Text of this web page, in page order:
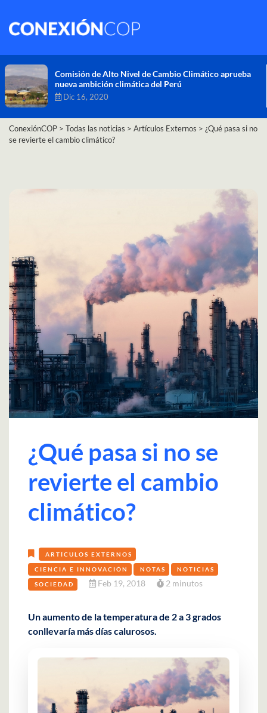
Comisión de Alto Nivel de Cambio Climático aprueba
nueva ambición climática del Perú
Dic 16, 2020
ConexiónCOP > Todas las noticias > Artículos Externos > ¿Qué pasa si no
se revierte el cambio climático?
¿Qué pasa si no se
revierte el cambio
climático?
ARTÍCULOS EXTERNOS
CIENCIA E INNOVACIÓN NOTAS NOTICIAS
SOCIEDAD Feb 19, 2018 2 minutos
Un aumento de la temperatura de 2 a 3 grados
conllevaría más días calurosos.